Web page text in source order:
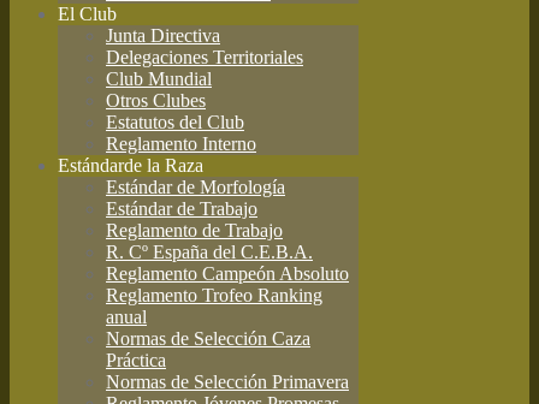
El Club
Junta Directiva
Delegaciones Territoriales
Club Mundial
Otros Clubes
Estatutos del Club
Reglamento Interno
Estándarde la Raza
Estándar de Morfología
Estándar de Trabajo
Reglamento de Trabajo
R. Cº España del C.E.B.A.
Reglamento Campeón Absoluto
Reglamento Trofeo Ranking
anual
Normas de Selección Caza
Práctica
Normas de Selección Primavera